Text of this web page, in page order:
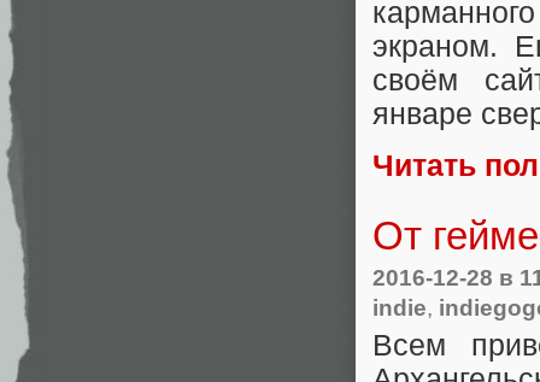
экраном.
своём
январе
Читать
От
2016-12-28 в
indie,
Всем